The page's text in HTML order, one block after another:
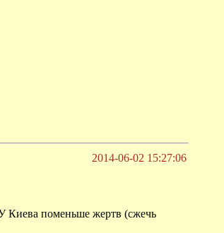
2014-06-02 15:27:06
Киева поменьше жертв (сжечь